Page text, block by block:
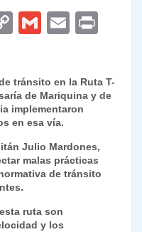
C
y
Li
n
k
G
l
E
l
tránsito en la Ruta T-
de Mariquina y de
implementaron
en esa vía.
Julio Mardones,
malas prácticas
de tránsito
ruta son
y los